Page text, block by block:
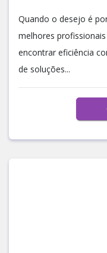
Quando o desejo é
melhores
encontrar eficiência
de soluções...